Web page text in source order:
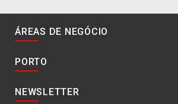
ÁREAS DE NEGÓCIO
PORTO
NEWSLETTER